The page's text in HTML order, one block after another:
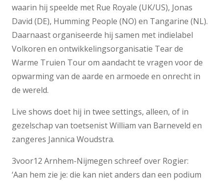
waarin hij speelde met Rue Royale (UK/US), Jonas
David (DE), Humming People (NO) en Tangarine (NL).
Daarnaast organiseerde hij samen met indielabel
Volkoren en ontwikkelingsorganisatie Tear de
Warme Truien Tour om aandacht te vragen voor de
opwarming van de aarde en armoede en onrecht in
de wereld.
Live shows doet hij in twee settings, alleen, of in
gezelschap van toetsenist William van Barneveld en
zangeres Jannica Woudstra.
3voor12 Arnhem-Nijmegen schreef over Rogier:
‘Aan hem zie je: die kan niet anders dan een podium